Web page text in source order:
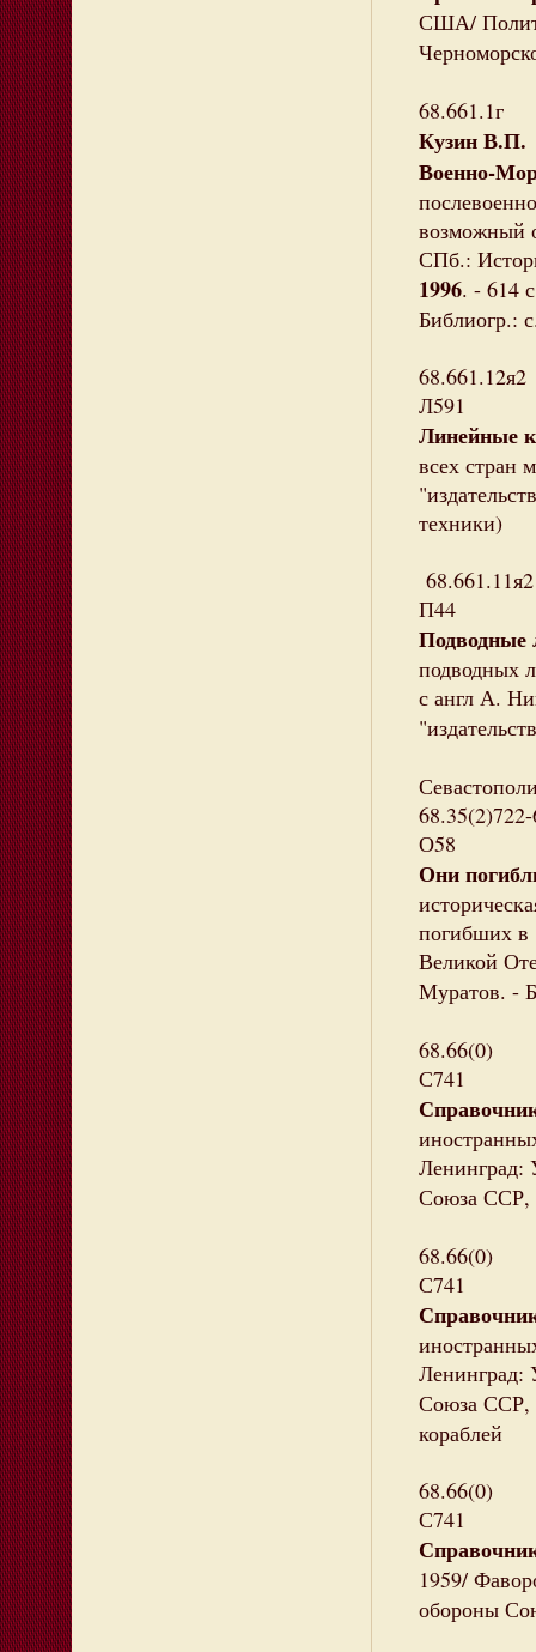
США/
68.661.1г
Кузин В.П.
Военно-
возможный
СПб.:
1996. - 614
Библиогр.:
68.661.12я2
Л591
Линейные
всех стран
техники)
68.661.11я2
П44
Подводные
подводных
с англ А.
О58
Они
Великой
Муратов. -
68.66(0)
С741
Ленинград:
Союза ССР,
68.66(0)
С741
Ленинград:
Союза ССР,
кораблей
68.66(0)
С741
1959/
обороны